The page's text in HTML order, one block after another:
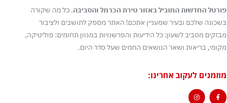
פורטל החדשות המוביל באזור טירת הכרמל והסביבה. כל מה שקורה
בשכונה שלכם ובעיר שמעניין אתכם! האתר מספק לתושבים ולציבור
מבזקים מסביב לשעון: כל הידיעות והפרשנויות במגוון תחומים: פוליטיקה,
מקומי, בריאות ושאר הנושאים החמים שעל סדר היום.
מוזמנים לעקוב אחרינו: